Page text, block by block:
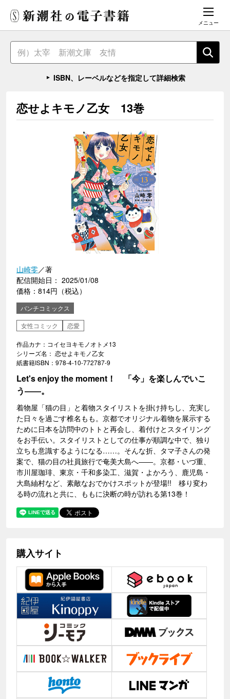
メニュー
ISBN、レーベルなどを指定して詳細検索
恋せよキモノ乙女 13巻
山崎零／著
配信開始日： 2025/01/08
価格：814円（税込）
バンチコミックス
女性コミック
恋愛
作品カナ：コイセヨキモノオトメ13
シリーズ名： 恋せよキモノ乙女
紙書籍ISBN：978-4-10-772787-9
Let's enjoy the moment！ 「今」を楽しんでいこ
う――。
着物屋「猫の目」と着物スタイリストを掛け持ちし、充実し
た日々を過ごす椎名もも。京都でオリジナル着物を展示する
ために日本を訪問中のトトと再会し、着付けとスタイリング
をお手伝い。スタイリストとしての仕事が順調な中で、独り
立ちも意識するようになる……。そんな折、タマ子さんの発
案で、猫の目の社員旅行で奄美大島へ――。京都・いづ重、
市川屋珈琲、東京・千和多染工、滋賀・よかろう、鹿児島・
大島紬村など、素敵なおでかけスポットが登場!! 移り変わ
る時の流れと共に、ももに決断の時が訪れる第13巻！
購入サイト